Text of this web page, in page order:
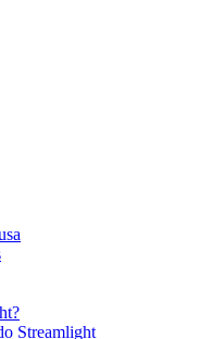
Streamlight